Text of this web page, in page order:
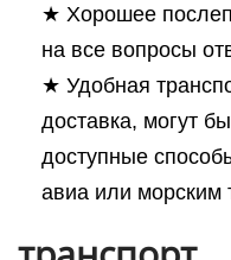
★ Хорошее
на все вопросы
★ Удобная
доставка, могут
доступные
авиа или морским